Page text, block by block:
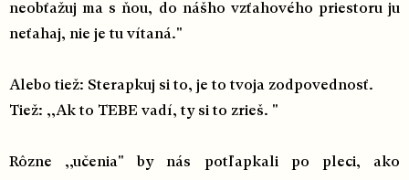
neobťažuj ma s ňou, do nášho vzťahového priestoru ju
neťahaj, nie je tu vítaná."
Alebo tiež: Sterapkuj si to, je to tvoja zodpovednosť.
Tiež: ,,Ak to TEBE vadí, ty si to zrieš. "
Rôzne ,,učenia" by nás potľapkali po pleci, ako